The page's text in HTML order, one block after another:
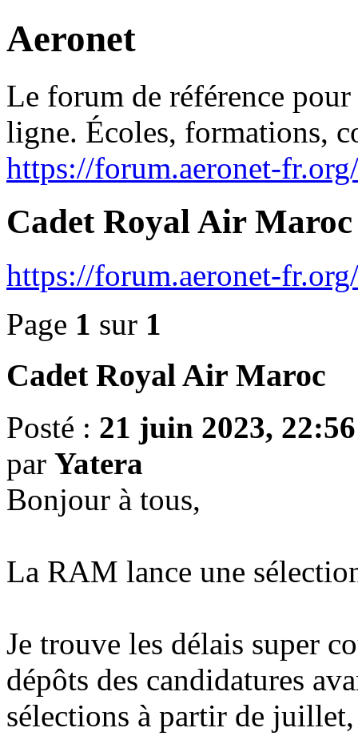
Aeronet
Le forum de référence
ligne. Écoles, formations,
https://forum.aeronet-fr.org/
Cadet Royal Air Maroc
https://forum.aeronet-
Page 1 sur 1
Cadet Royal Air Maroc
Posté : 21 juin 2023, 22:56
par Yatera
Bonjour à tous,
La RAM lance une
Je trouve les délais super
dépôts des candidatures
sélections à partir de